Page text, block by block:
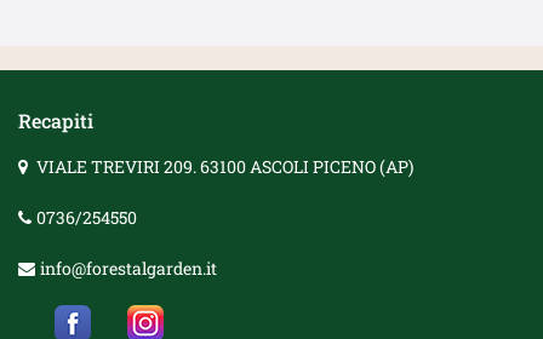
Recapiti
VIALE TREVIRI 209. 63100 ASCOLI PICENO (AP)
0736/254550
info@forestalgarden.it